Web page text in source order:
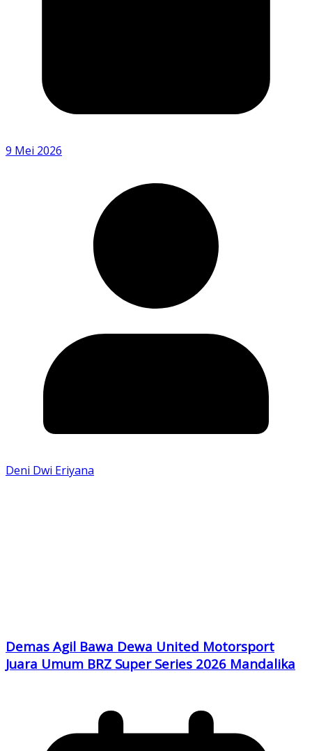
9 Mei 2026
Deni Dwi Eriyana
Demas Agil Bawa Dewa United Motorsport
Juara Umum BRZ Super Series 2026 Mandalika